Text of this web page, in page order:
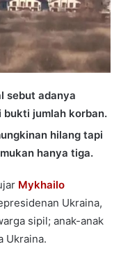
sebut adanya
bukti jumlah korban.
hilang tapi
hanya tiga.
Mykhailo
Ukraina,
sipil; anak-anak
Ukraina.